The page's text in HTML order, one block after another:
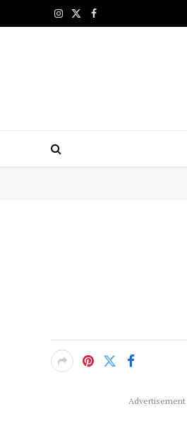
فيسبوك
X
الانستغرام
Advertisement